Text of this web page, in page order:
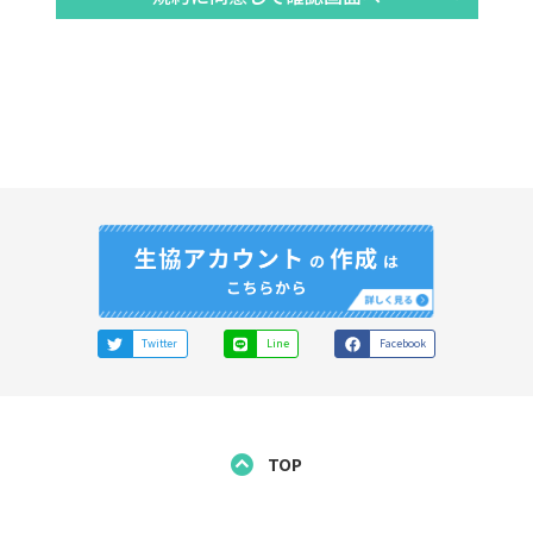
きるユーザーは以下の方です。
に係る大学の学生およびその保護者
なります。この場合、ユーザーの皆さまは、真実、正確かつ完全な情
Twitter Line Facebook
TOP